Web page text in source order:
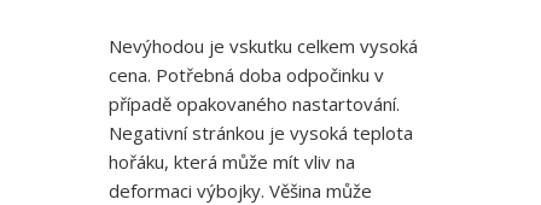
Nevýhodou je vskutku celkem vysoká
cena. Potřebná doba odpočinku v
případě opakovaného nastartování.
Negativní stránkou je vysoká teplota
hořáku, která může mít vliv na
deformaci výbojky. Věšina může